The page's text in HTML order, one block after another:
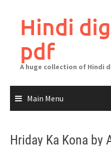
contentHindi
pdf
A huge collection of Hindi
Main Menu
Hriday Ka Kona by